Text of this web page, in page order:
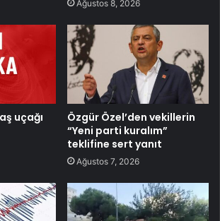
Ağustos 8, 2026
uçağı
Özgür Özel’den vekillerin
“Yeni parti kuralım”
teklifine sert yanıt
Ağustos 7, 2026